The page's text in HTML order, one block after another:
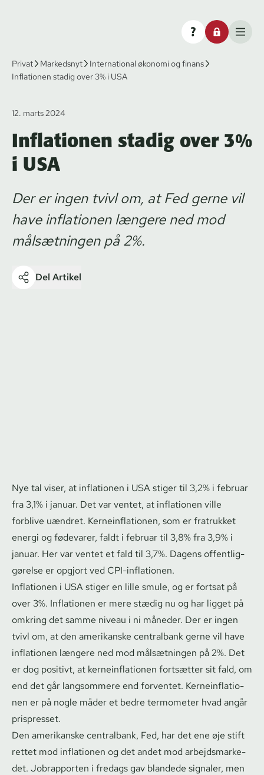
Privat Markedsnyt
International økonomi og finans
Inflationen stadig over 3% i USA
12. marts 2024
Inflationen stadig over 3%
i USA
Der er ingen tvivl om, at Fed gerne vil
have inflationen længere ned mod
målsætningen på 2%.
Del Artikel
Nye tal viser, at inflationen i USA stiger til 3,2% i februar
fra 3,1% i januar. Det var ventet, at inflationen ville
forblive uændret. Ker­ne­in­f­la­tio­nen, som er fratrukket
energi og fødevarer, faldt i februar til 3,8% fra 3,9% i
januar. Her var ventet et fald til 3,7%. Dagens of­fent­lig­
gø­rel­se er opgjort ved CPI-inflationen.
Inflationen i USA stiger en lille smule, og er fortsat på
over 3%. Inflationen er mere stædig nu og har ligget på
omkring det samme niveau i ni måneder. Der er ingen
tvivl om, at den amerikanske centralbank gerne vil have
inflationen længere ned mod målsætningen på 2%. Det
er dog positivt, at ker­ne­in­f­la­tio­nen fortsætter sit fald, om
end det går langsommere end forventet. Ker­ne­in­f­la­tio­
nen er på nogle måder et bedre termometer hvad angår
prispresset.
Den amerikanske centralbank, Fed, har det ene øje stift
rettet mod inflationen og det andet mod ar­bejds­mar­ke­
det. Jobrapporten i fredags gav blandede signaler, men